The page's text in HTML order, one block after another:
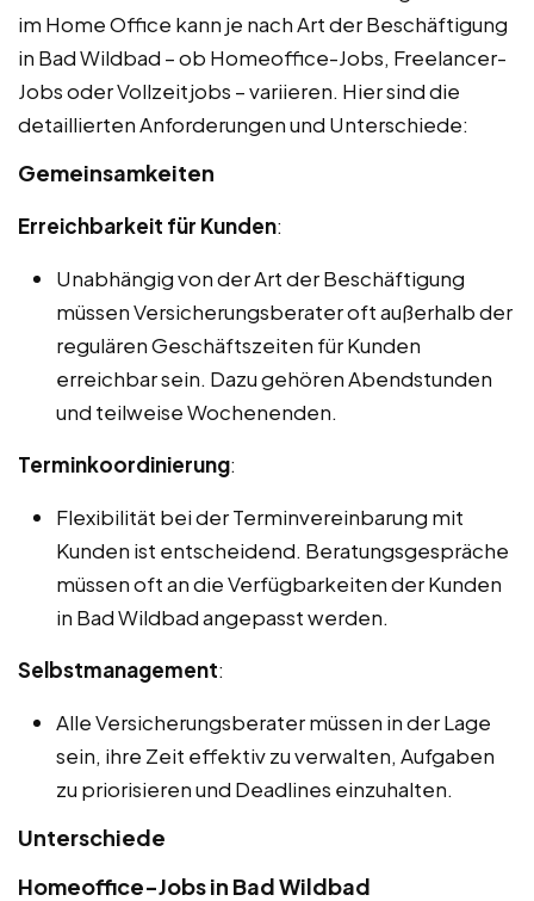
im Home Office kann je nach Art der Beschäftigung
in Bad Wildbad – ob Homeoffice-Jobs, Freelancer-
Jobs oder Vollzeitjobs – variieren. Hier sind die
detaillierten Anforderungen und Unterschiede:
Gemeinsamkeiten
Erreichbarkeit für Kunden:
Unabhängig von der Art der Beschäftigung
müssen Versicherungsberater oft außerhalb der
regulären Geschäftszeiten für Kunden
erreichbar sein. Dazu gehören Abendstunden
und teilweise Wochenenden.
Terminkoordinierung:
Flexibilität bei der Terminvereinbarung mit
Kunden ist entscheidend. Beratungsgespräche
müssen oft an die Verfügbarkeiten der Kunden
in Bad Wildbad angepasst werden.
Selbstmanagement:
Alle Versicherungsberater müssen in der Lage
sein, ihre Zeit effektiv zu verwalten, Aufgaben
zu priorisieren und Deadlines einzuhalten.
Unterschiede
Homeoffice-Jobs in Bad Wildbad